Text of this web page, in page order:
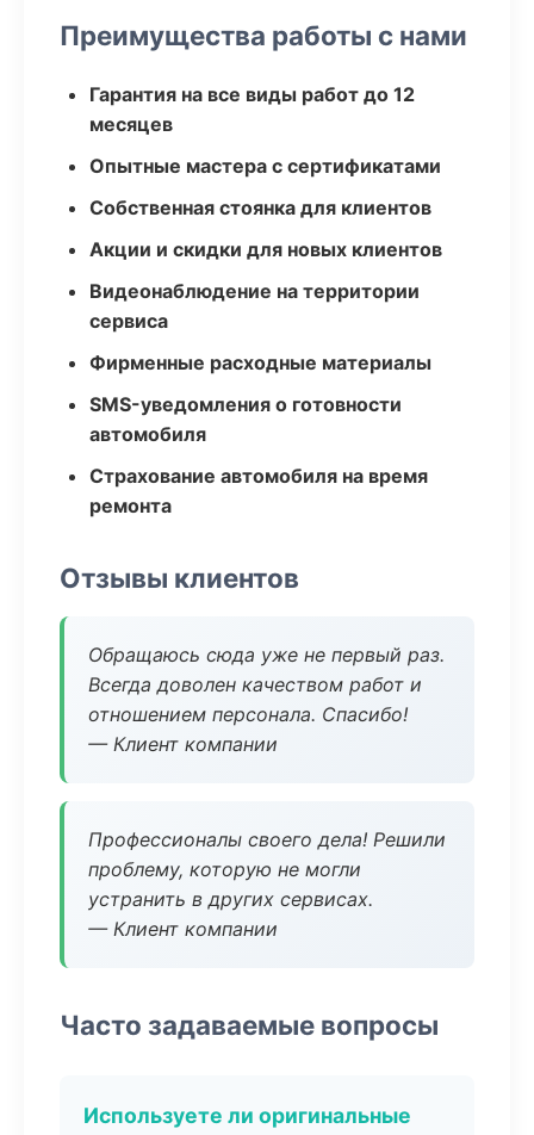
Преимущества работы с нами
Гарантия на все виды работ до 12
месяцев
Опытные мастера с сертификатами
Собственная стоянка для клиентов
Акции и скидки для новых клиентов
Видеонаблюдение на территории
сервиса
Фирменные расходные материалы
SMS-уведомления о готовности
автомобиля
Страхование автомобиля на время
ремонта
Отзывы клиентов
Обращаюсь сюда уже не первый раз.
Всегда доволен качеством работ и
отношением персонала. Спасибо!
— Клиент компании
Профессионалы своего дела! Решили
проблему, которую не могли
устранить в других сервисах.
— Клиент компании
Часто задаваемые вопросы
Используете ли оригинальные